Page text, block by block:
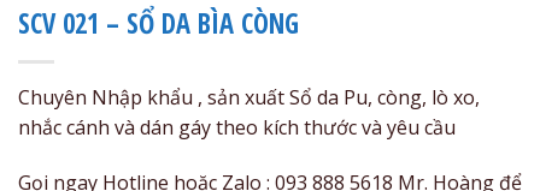
SCV 021 – SỔ DA BÌA CÒNG
Chuyên Nhập khẩu , sản xuất Sổ da Pu, còng, lò xo,
nhắc cánh và dán gáy theo kích thước và yêu cầu
Gọi ngay Hotline hoặc Zalo : 093 888 5618 Mr. Hoàng để